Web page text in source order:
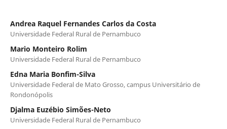
Andrea Raquel Fernandes Carlos da Costa
Universidade Federal Rural de Pernambuco
Mario Monteiro Rolim
Universidade Federal Rural de Pernambuco
Edna Maria Bonfim-Silva
Universidade Federal de Mato Grosso, campus Universitário de
Rondonópolis
Djalma Euzébio Simões-Neto
Universidade Federal Rural de Pernambuco